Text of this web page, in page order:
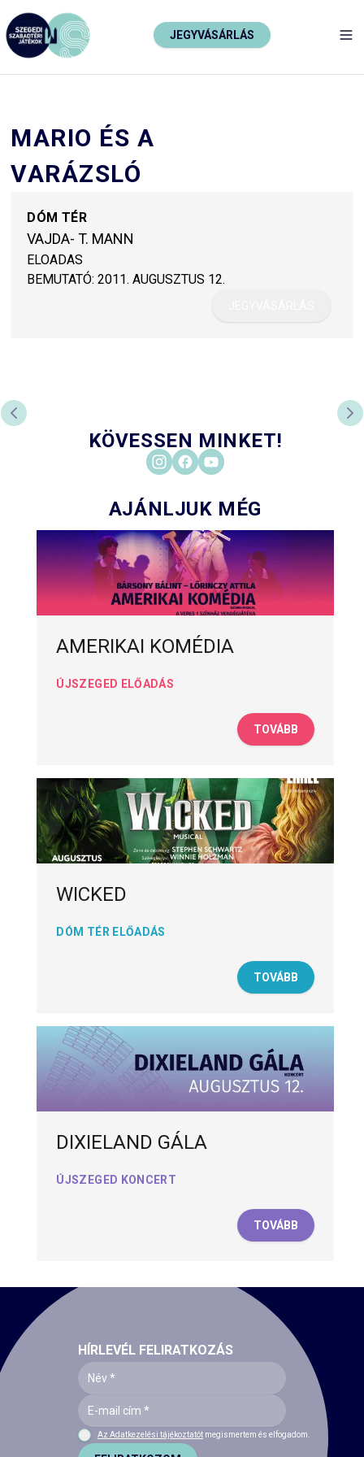
JEGYVÁSÁRLÁS
MARIO ÉS A
VARÁZSLÓ
DÓM TÉR
VAJDA- T. MANN
ELOADAS
BEMUTATÓ: 2011. AUGUSZTUS 12.
PREVIOUS SLIDE
KÖVESSEN MINKET!
AJÁNLJUK MÉG
AMERIKAI KOMÉDIA
ÚJSZEGED ELŐADÁS
TOVÁBB
WICKED
DÓM TÉR ELŐADÁS
TOVÁBB
DIXIELAND GÁLA
ÚJSZEGED KONCERT
TOVÁBB
HÍRLEVÉL FELIRATKOZÁS
Az Adatkezelési tájékoztatót megismertem és elfogadom.